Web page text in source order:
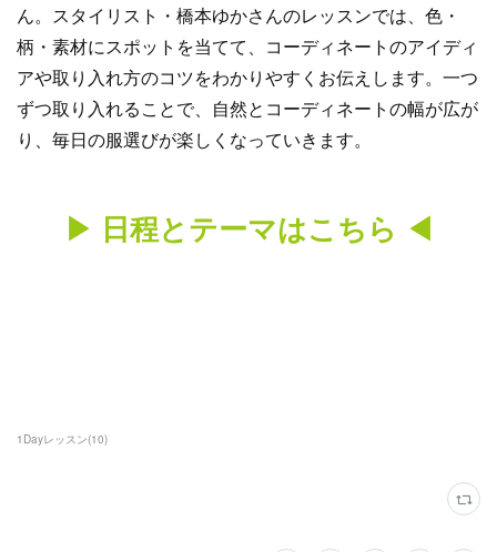
ん。スタイリスト・橋本ゆかさんのレッスンでは、色・
柄・素材にスポットを当てて、コーディネートのアイディ
アや取り入れ方のコツをわかりやすくお伝えします。一つ
ずつ取り入れることで、自然とコーディネートの幅が広が
り、毎日の服選びが楽しくなっていきます。
▶︎ 日程とテーマはこちら ◀︎
1Dayレッスン(10)